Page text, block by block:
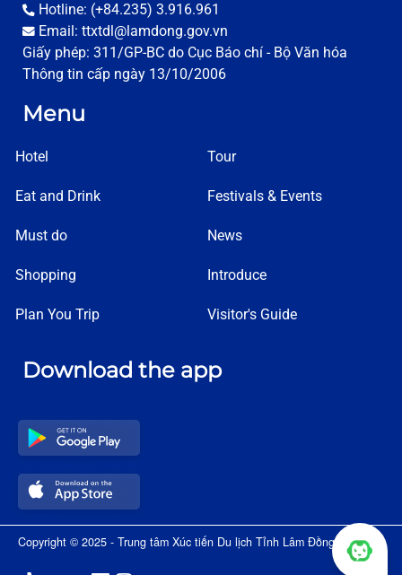
Hotline: (+84.235) 3.916.961
Email: ttxtdl@lamdong.gov.vn
Giấy phép: 311/GP-BC do Cục Báo chí - Bộ Văn hóa
Thông tin cấp ngày 13/10/2006
Menu
Hotel
Eat and Drink
Must do
Shopping
Plan You Trip
Tour
Festivals & Events
News
Introduce
Visitor's Guide
Download the app
Copyright © 2025 - Trung tâm Xúc tiến Du lịch Tỉnh Lâm Đồng